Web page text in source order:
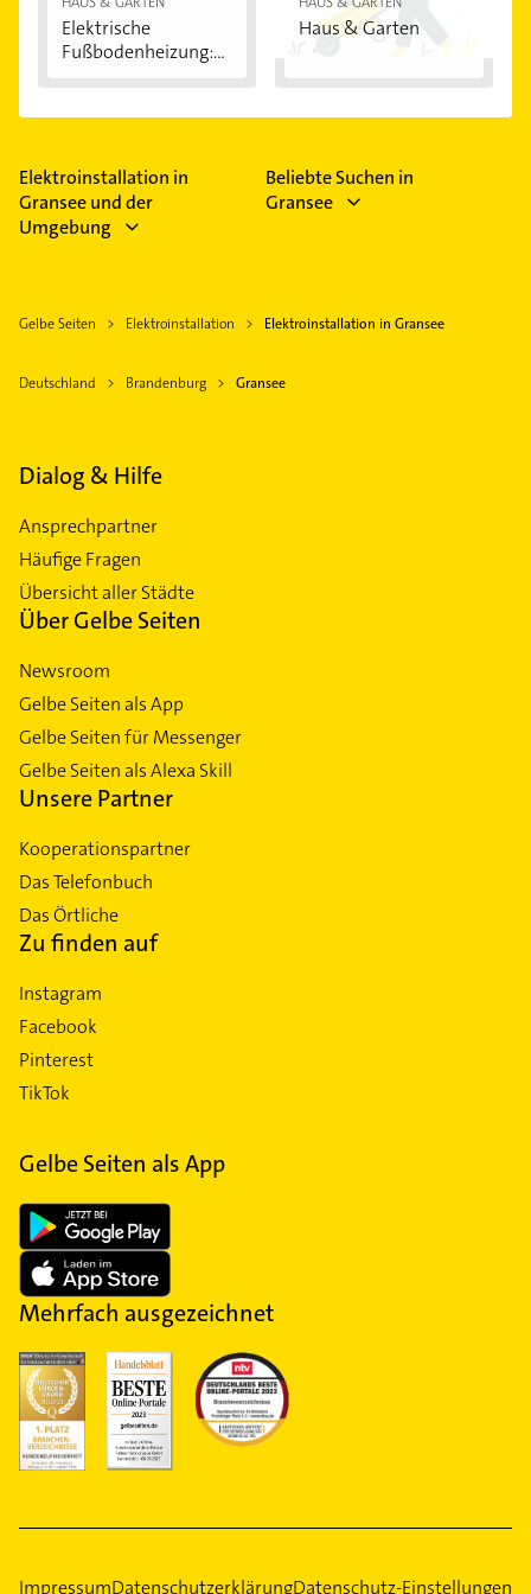
Elektrische
Fußbodenheizung:
Haus & Garten
Elektroinstallation in
Gransee und der
Umgebung
Beliebte Suchen in
Gransee
Gelbe Seiten Elektroinstallation Elektroinstallation in Gransee
Deutschland Brandenburg Gransee
Dialog & Hilfe
Ansprechpartner
Häufige Fragen
Übersicht aller Städte
Über Gelbe Seiten
Newsroom
Gelbe Seiten als App
Gelbe Seiten für Messenger
Gelbe Seiten als Alexa Skill
Unsere Partner
Kooperationspartner
Das Telefonbuch
Das Örtliche
Zu finden auf
Instagram
Facebook
Pinterest
TikTok
Gelbe Seiten als App
Mehrfach ausgezeichnet
ImpressumDatenschutzerklärungDatenschutz-Einstellungen